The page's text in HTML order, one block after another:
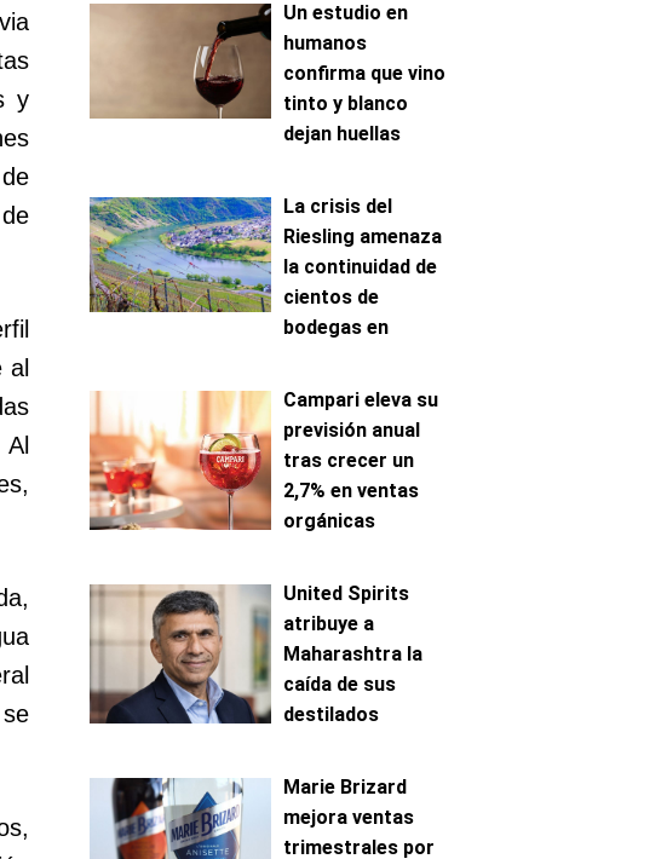
y
al
Un estudio en
humanos
confirma que vino
tinto y blanco
dejan huellas
distintas
La crisis del
Riesling amenaza
la continuidad de
cientos de
bodegas en
Campari eleva su
previsión anual
tras crecer un
2,7% en ventas
orgánicas
United Spirits
atribuye a
Maharashtra la
caída de sus
destilados
Marie Brizard
mejora ventas
trimestrales por